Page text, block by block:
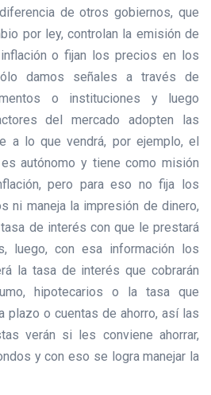
de otros gobiernos, que
por ley, controlan la emisión de
o fijan los precios en los
damos señales a través de
o instituciones y luego
del mercado adopten las
a lo que vendrá, por ejemplo, el
autónomo y tiene como misión
pero para eso no fija los
ni maneja la impresión de dinero,
de interés con que le prestará
luego, con esa información los
la tasa de interés que cobrarán
hipotecarios o la tasa que
plazo o cuentas de ahorro, así las
verán si les conviene ahorrar,
y con eso se logra manejar la